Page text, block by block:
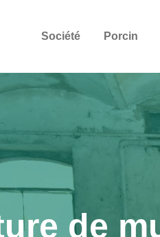
Société Porcin
de